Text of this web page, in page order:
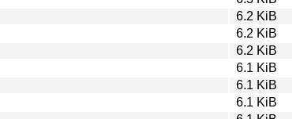
6.2 KiB
6.2 KiB
6.2 KiB
6.1 KiB
6.1 KiB
6.1 KiB